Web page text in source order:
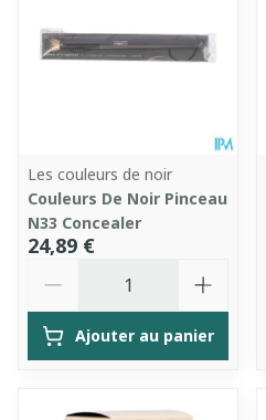
Les couleurs de noir
Couleurs De Noir Pinceau
N33 Concealer
24,89 €
Ajouter au panier